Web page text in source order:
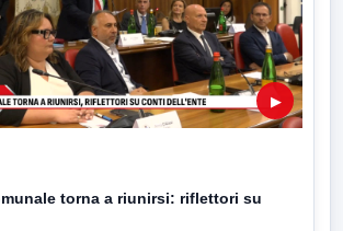
▶
torna a riunirsi: riflettori su